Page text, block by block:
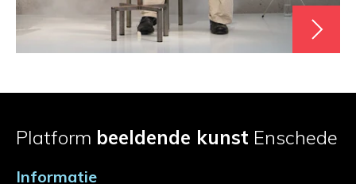
Platform beeldende kunst Enschede
Informatie